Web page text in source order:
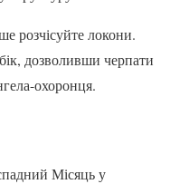
розчісуйте локони.
дозволивши черпати
охоронця.
Місяць у